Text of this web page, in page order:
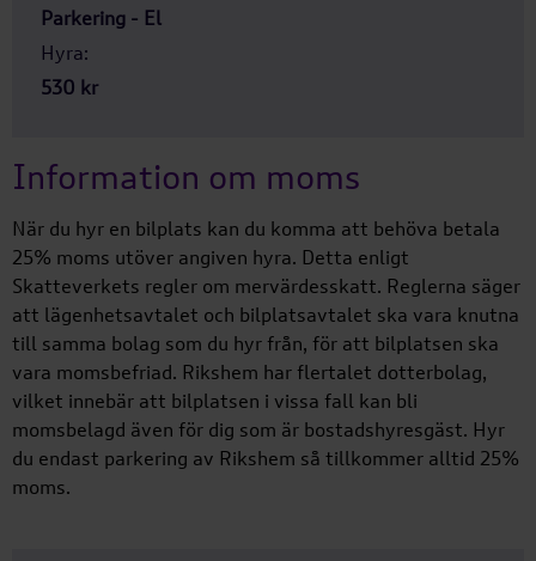
Parkering - El
Hyra:
530 kr
Information om moms
När du hyr en bilplats kan du komma att behöva betala
25% moms utöver angiven hyra. Detta enligt
Skatteverkets regler om mervärdesskatt. Reglerna säger
att lägenhetsavtalet och bilplatsavtalet ska vara knutna
till samma bolag som du hyr från, för att bilplatsen ska
vara momsbefriad. Rikshem har flertalet dotterbolag,
vilket innebär att bilplatsen i vissa fall kan bli
momsbelagd även för dig som är bostadshyresgäst. Hyr
du endast parkering av Rikshem så tillkommer alltid 25%
moms.